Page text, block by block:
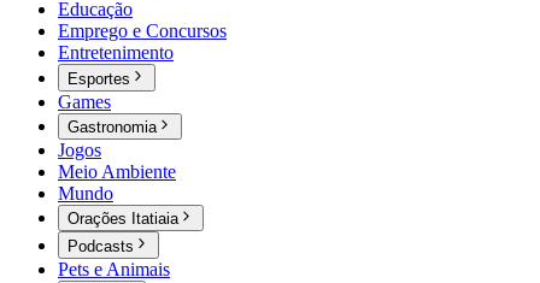
Educação
Emprego e Concursos
Entretenimento
Esportes
Games
Gastronomia
Jogos
Meio Ambiente
Mundo
Orações Itatiaia
Podcasts
Pets e Animais